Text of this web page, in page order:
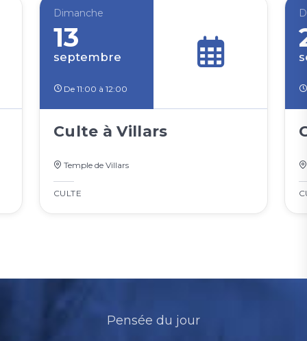
Dimanche
13
septembre
De 11:00 à 12:00
Culte à Villars
Temple de Villars
CULTE
Pensée du jour